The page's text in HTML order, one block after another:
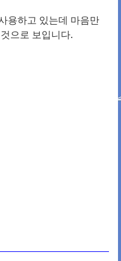
용하고 있는데 마음만
으로 보입니다.